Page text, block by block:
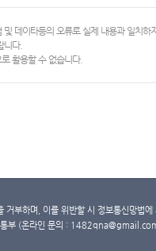
및 데이타등의 오류로 실제 내용과 일치
니다.
활용할 수 없습니다.
부하며, 이를 위반할 시 정보통신망법에
부 (온라인 문의 :